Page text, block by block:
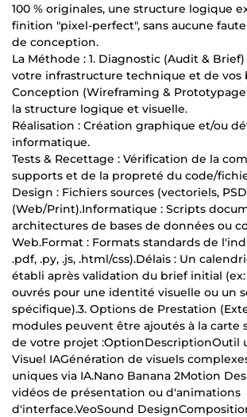
100 % originales, une structure logique
finition "pixel-perfect", sans aucune
de conception.
La Méthode : 1. Diagnostic (Audit & Brief)
votre infrastructure technique et de vos
Conception (Wireframing &
la structure logique et visuelle.
Réalisation : Création graphique et/ou
informatique.
Tests & Recettage : Vérification de la
supports et de la propreté du code/
Design : Fichiers sources (vectoriels,
(Web/Print).Informatique : Scripts
architectures de bases de données ou
Web.Format : Formats standards de
.pdf, .py, .js, .html/css).Délais : Un
établi après validation du brief initial (ex:
ouvrés pour une identité visuelle ou un
spécifique).3. Options de Prestation
modules peuvent être ajoutés à la carte
de votre projet :OptionDescriptionOutil
Visuel IAGénération de visuels
uniques via IA.Nano Banana 2Motion
vidéos de présentation ou d'animations
d'interface.VeoSound